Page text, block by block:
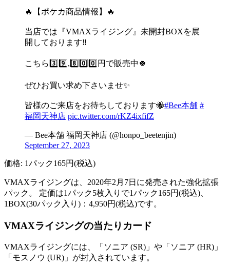
🔥【ポケカ商品情報】🔥
当店では『VMAXライジング』未開封BOXを展
開しております‼️
こちら3️⃣9️⃣,8️⃣0️⃣0️⃣円で販売中🍀
ぜひお買い求め下さいませ✨️
皆様のご来店をお待ちしております🐝#Bee本舗 #
福岡天神店 pic.twitter.com/rKZ4ixfifZ
— Bee本舗 福岡天神店 (@honpo_beetenjin)
September 27, 2023
価格: 1パック165円(税込)
VMAXライジングは、2020年2月7日に発売された強化拡張
パック。 定価は1パック5枚入りで1パック165円(税込)、
1BOX(30パック入り)：4,950円(税込)です。
VMAXライジングの当たりカード
VMAXライジングには、「ソニア (SR)」や「ソニア (HR)」
「モスノウ (UR)」が封入されています。